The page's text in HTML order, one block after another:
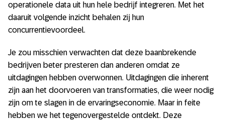
operationele data uit hun hele bedrijf integreren. Met het
daaruit volgende inzicht behalen zij hun
concurrentievoordeel.
Je zou misschien verwachten dat deze baanbrekende
bedrijven beter presteren dan anderen omdat ze
uitdagingen hebben overwonnen. Uitdagingen die inherent
zijn aan het doorvoeren van transformaties, die weer nodig
zijn om te slagen in de ervaringseconomie. Maar in feite
hebben we het tegenovergestelde ontdekt. Deze